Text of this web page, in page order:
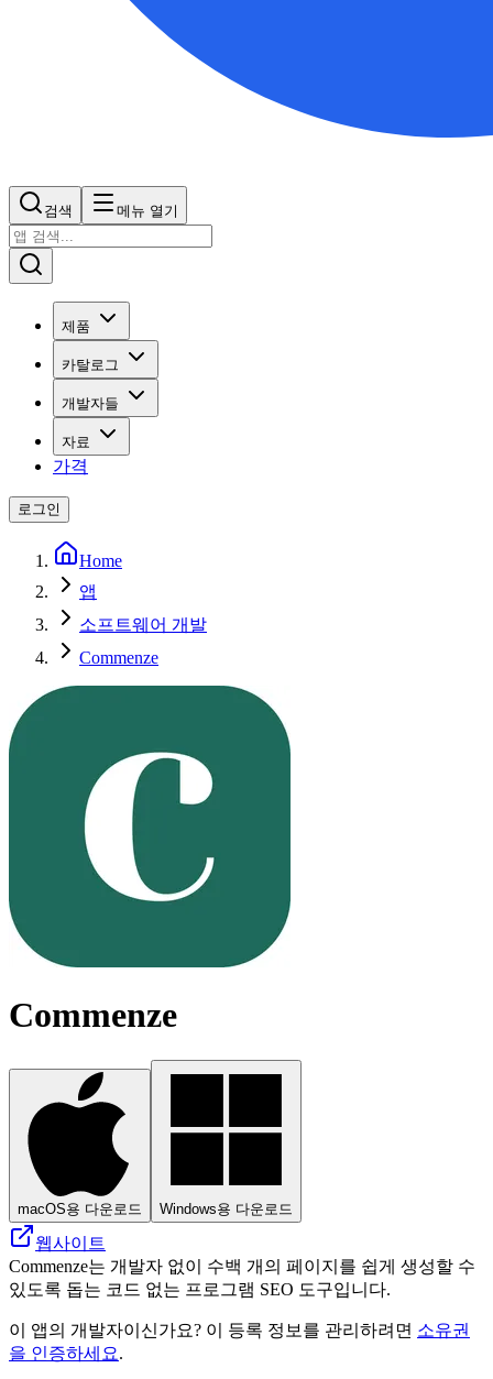
검색 메뉴 열기
제품
카탈로그
개발자들
자료
가격
로그인
Home
앱
소프트웨어 개발
Commenze
Commenze
macOS용 다운로드 Windows용 다운로드
웹사이트
Commenze는 개발자 없이 수백 개의 페이지를 쉽게 생성할 수
있도록 돕는 코드 없는 프로그램 SEO 도구입니다.
이 앱의 개발자이신가요? 이 등록 정보를 관리하려면 소유권
을 인증하세요.